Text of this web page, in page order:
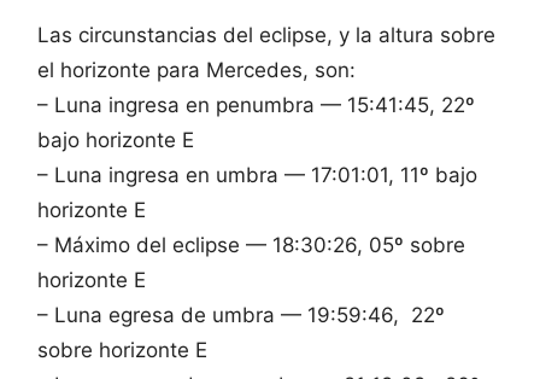
Las circunstancias del eclipse, y la altura sobre
el horizonte para Mercedes, son:
– Luna ingresa en penumbra — 15:41:45, 22º
bajo horizonte E
– Luna ingresa en umbra — 17:01:01, 11º bajo
horizonte E
– Máximo del eclipse — 18:30:26, 05º sobre
horizonte E
– Luna egresa de umbra — 19:59:46, 22º
sobre horizonte E